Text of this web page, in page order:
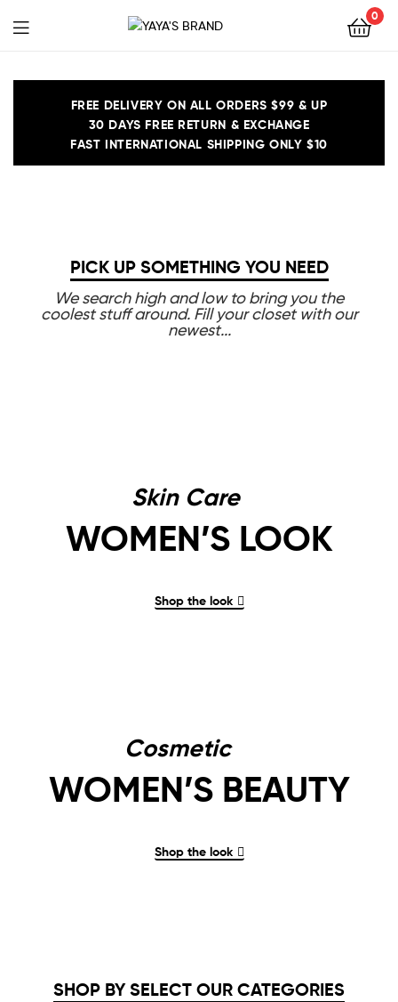
BRAND
0
FREE DELIVERY ON ALL ORDERS $99 & UP
30 DAYS FREE RETURN & EXCHANGE
FAST INTERNATIONAL SHIPPING ONLY $10
PICK UP SOMETHING YOU NEED
We search high and low to bring you the
coolest stuff around. Fill your closet with our
newest...
Skin Care
WOMEN’S LOOK
Shop the look
Cosmetic
WOMEN’S BEAUTY
Shop the look
SHOP BY SELECT OUR CATEGORIES